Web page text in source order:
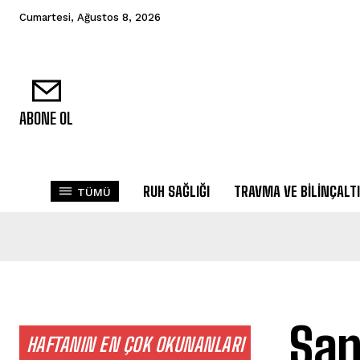
Cumartesi, Ağustos 8, 2026
ABONE OL
TÜMÜ RUH SAĞLIĞI TRAVMA VE BILINÇALTI
HAFTANIN EN ÇOK OKUNANLARI